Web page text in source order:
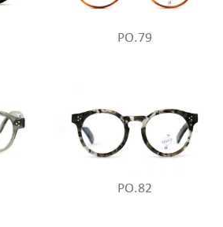
PO.79
PO.82